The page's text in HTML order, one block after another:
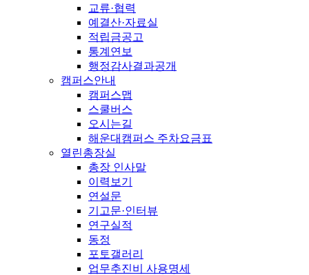
교류·협력
예결산·자료실
적립금공고
통계연보
행정감사결과공개
캠퍼스안내
캠퍼스맵
스쿨버스
오시는길
해운대캠퍼스 주차요금표
열린총장실
총장 인사말
이력보기
연설문
기고문·인터뷰
연구실적
동정
포토갤러리
업무추진비 사용명세